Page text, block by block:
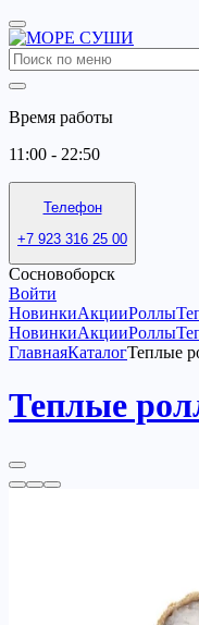
Время работы
11:00 - 22:50
Телефон
+7 923 316 25 00
Сосновоборск
Войти
НовинкиАкцииРоллы
НовинкиАкцииРоллы
ГлавнаяКаталогТеплые
Теплые